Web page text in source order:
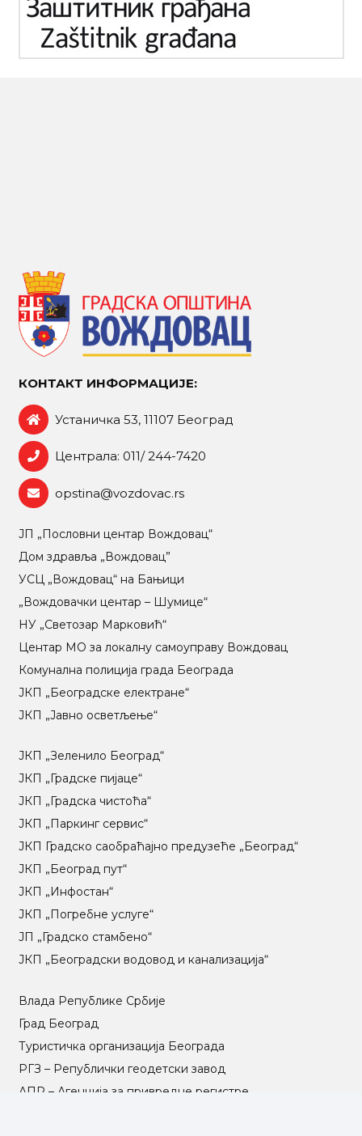
КОНТАКТ ИНФОРМАЦИЈЕ:
Устаничка 53, 11107 Београд
Централа: 011/ 244-7420
opstina@vozdovac.rs
ЈП „Пословни центар Вождовац“
Дом здравља „Вождовац”
УСЦ „Вождовац“ на Бањици
„Вождовачки центар – Шумице“
НУ „Светозар Марковић“
Центар МO за локалну самоуправу Вождовац
Комунална полиција града Београда
ЈКП „Београдске електране“
ЈКП „Јавно осветљење“
ЈКП „Зеленило Београд“
ЈКП „Градске пијаце“
ЈКП „Градска чистоћа“
ЈКП „Паркинг сервис“
ЈКП Градско саобраћајно предузеће „Београд“
ЈКП „Београд пут“
ЈКП „Инфостан“
ЈКП „Погребне услуге“
ЈП „Градско стамбено“
ЈКП „Београдски водовод и канализација“
Влада Републике Србије
Град Београд
Туристичка организација Београда
РГЗ – Републички геодетски завод
АПР – Агенција за привредне регистре